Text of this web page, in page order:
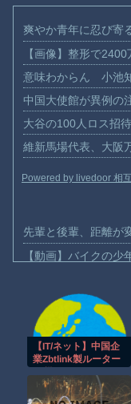
爽やか青年に忍び寄
【画像】整形で
意味わからん 小池
中国大使館が異例
大谷の100人ロス招待
維新馬場代表、大阪
Powered by livedoor 相
先輩と後輩、距離が
【動画】バイクの
【悲報】テレ東の
ｗｗｗｗ
【珍事】サッカー
【動画】急病人？
Amazon「マンガ毎
【IT/ネット】中国企
業Zbtlink製ルーター
ア、外部から完全制
御のおそれ